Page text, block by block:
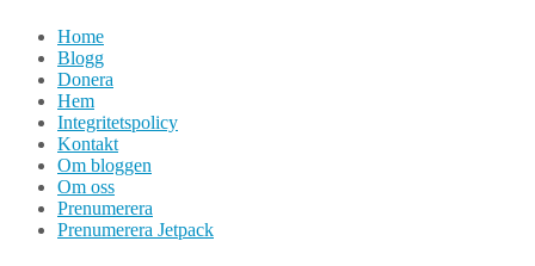
Hoppa
innehåll
Home
Blogg
Donera
Hem
Integritetspolicy
Kontakt
Om bloggen
Om oss
Prenumerera
Prenumerera Jetpack